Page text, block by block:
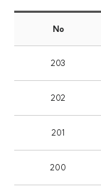
No
203
202
201
200